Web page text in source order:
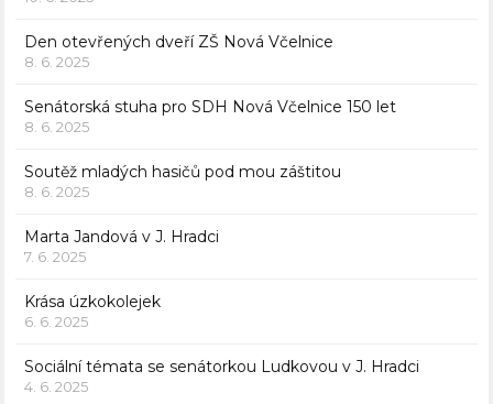
Den otevřených dveří ZŠ Nová Včelnice
8. 6. 2025
Senátorská stuha pro SDH Nová Včelnice 150 let
8. 6. 2025
Soutěž mladých hasičů pod mou záštitou
8. 6. 2025
Marta Jandová v J. Hradci
7. 6. 2025
Krása úzkokolejek
6. 6. 2025
Sociální témata se senátorkou Ludkovou v J. Hradci
4. 6. 2025